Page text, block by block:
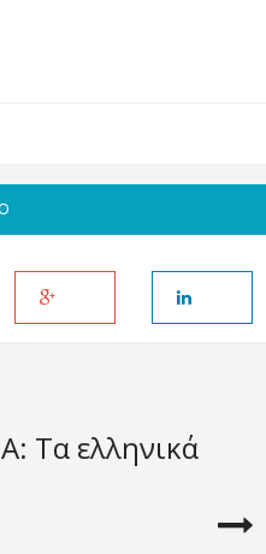
Τα ελληνικά